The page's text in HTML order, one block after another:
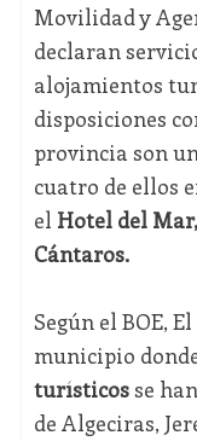
Movilidad y
declaran
alojamientos
disposiciones
provincia son
cuatro de ellos
el Hotel del
Cántaros.
Según el BOE,
municipio
turísticosse
de Algeciras,